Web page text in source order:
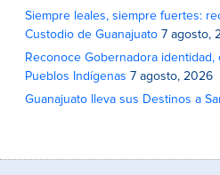
Siempre leales, siempre fuertes:
Custodio de Guanajuato 7 agosto,
Reconoce Gobernadora
Pueblos Indígenas 7 agosto, 2026
Guanajuato lleva sus Destinos a